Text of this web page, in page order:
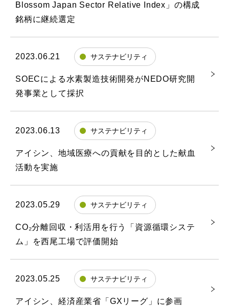
Blossom Japan Sector Relative Index」の構成
銘柄に継続選定
2023.06.21 サステナビリティ
SOECによる水素製造技術開発がNEDO研究開
発事業として採択
2023.06.13 サステナビリティ
アイシン、地域医療への貢献を目的とした献血
活動を実施
2023.05.29 サステナビリティ
CO₂分離回収・利活用を行う「資源循環システ
ム」を西尾工場で評価開始
2023.05.25 サステナビリティ
アイシン、経済産業省「GXリーグ」に参画